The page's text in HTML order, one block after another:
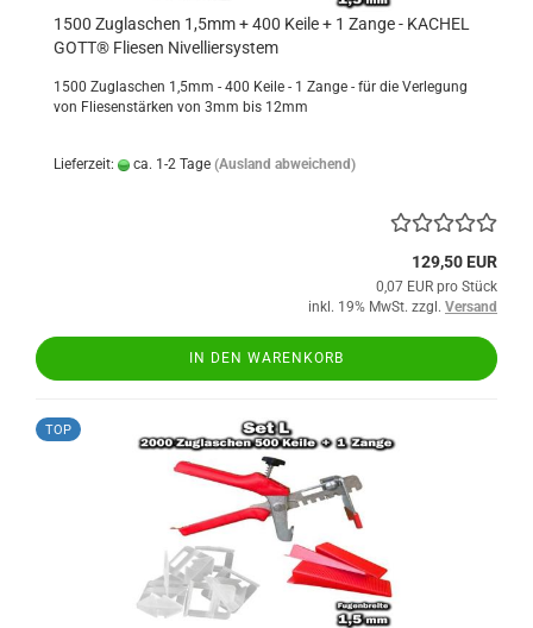
1500 Zuglaschen 1,5mm + 400 Keile + 1 Zange - KACHEL
GOTT® Fliesen Nivelliersystem
1500 Zuglaschen 1,5mm - 400 Keile - 1 Zange - für die Verlegung
von Fliesenstärken von 3mm bis 12mm
Lieferzeit: ca. 1-2 Tage (Ausland abweichend)
129,50 EUR
0,07 EUR pro Stück
inkl. 19% MwSt. zzgl. Versand
IN DEN WARENKORB
TOP